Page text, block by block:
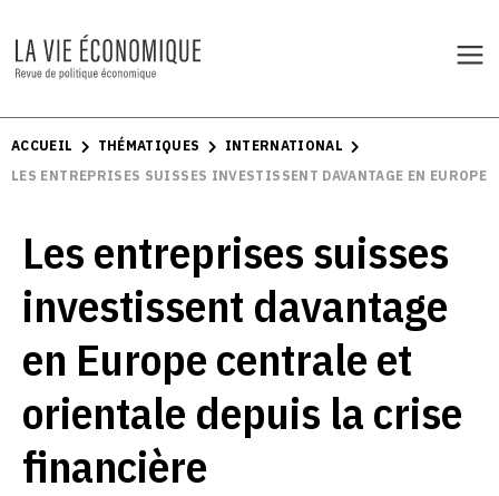
ACCUEIL THÉMATIQUES
INTERNATIONAL
LES ENTREPRISES SUISSES INVESTISSENT DAVANTAGE EN
Les entreprises suisses
investissent davantage
en Europe centrale et
orientale depuis la crise
financière